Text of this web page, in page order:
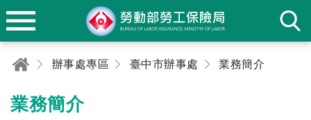
辦事處專區 臺中市辦事處 業務簡介
業務簡介